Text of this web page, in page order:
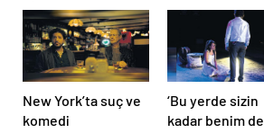
New York’ta suç ve
komedi
‘Bu yerde sizin
kadar benim de